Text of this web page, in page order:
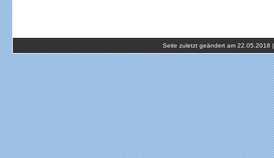
Seite zuletzt geändert am 22.05.2018